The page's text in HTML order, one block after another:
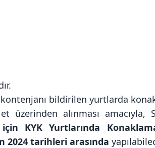
kontenjanı bildirilen yurtlarda
alınması amacıyla,
KYK Yurtlarında
2024 tarihleri arasında